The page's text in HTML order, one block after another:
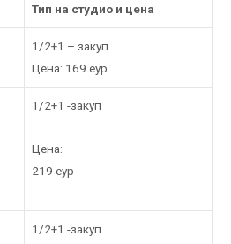
Тип на студио и цена
1/2+1 – закуп
Цена: 169 еур
1/2+1 -закуп
Цена:
219 еур
1/2+1 -закуп